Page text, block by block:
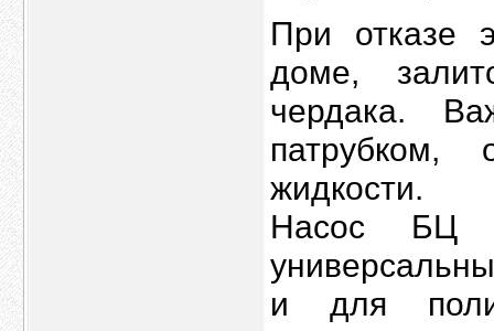
При отказе
доме,
чердака.
патрубком,
жидкости.
Насос БЦ
и для